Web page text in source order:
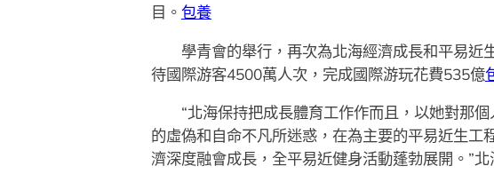
目。 包養
學青會的舉行，再次為北海經濟成長和平易近
待國際游客4500萬人次，完成國際游玩花費535億
“北海保持把成長體育工作作而且，以她對那個
的虛偽和自命不凡所迷惑，在為主要的平易近生工
濟深度融會成長，全平易近健身活動蓬勃展開。”北